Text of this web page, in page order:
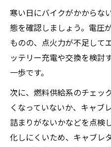
寒い日にバイクがかからな
態を確認しましょう。電圧
ものの、点火力が不足して
ッテリー充電や交換を検討
一歩です。
次に、燃料供給系のチェッ
くなっていないか、キャブ
詰まりがないかなどを点検
化しにくいため、キャブレ